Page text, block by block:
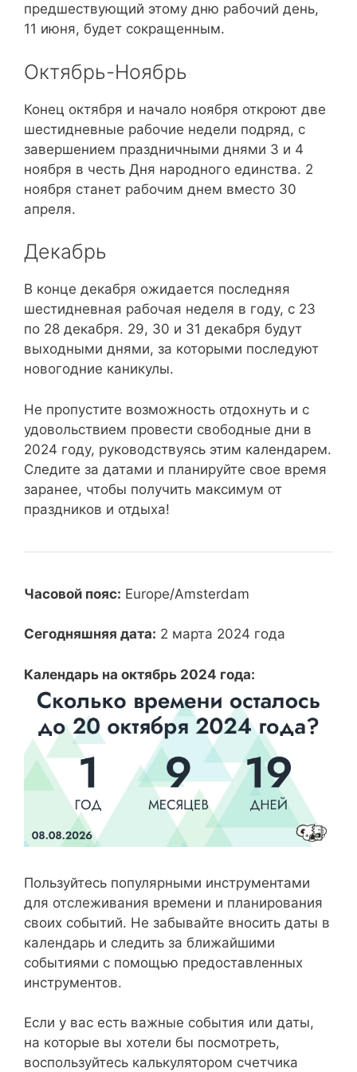
предшествующий этому дню рабочий день,
11 июня, будет сокращенным.
Октябрь-Ноябрь
Конец октября и начало ноября откроют две
шестидневные рабочие недели подряд, с
завершением праздничными днями 3 и 4
ноября в честь Дня народного единства. 2
ноября станет рабочим днем вместо 30
апреля.
Декабрь
В конце декабря ожидается последняя
шестидневная рабочая неделя в году, с 23
по 28 декабря. 29, 30 и 31 декабря будут
выходными днями, за которыми последуют
новогодние каникулы.
Не пропустите возможность отдохнуть и с
удовольствием провести свободные дни в
2024 году, руководствуясь этим календарем.
Следите за датами и планируйте свое время
заранее, чтобы получить максимум от
праздников и отдыха!
Часовой пояс: Europe/Amsterdam
Сегодняшняя дата: 2 марта 2024 года
Календарь на октябрь 2024 года:
Пользуйтесь популярными инструментами
для отслеживания времени и планирования
своих событий. Не забывайте вносить даты в
календарь и следить за ближайшими
событиями с помощью предоставленных
инструментов.
Если у вас есть важные события или даты,
на которые вы хотели бы посмотреть,
воспользуйтесь калькулятором счетчика